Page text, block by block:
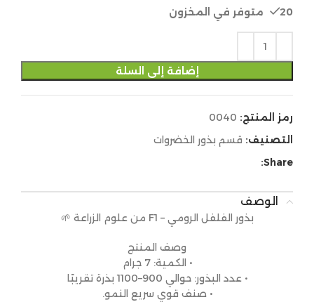
20 متوفر في المخزون
إضافة إلى السلة
رمز المنتج: 0040
التصنيف: قسم بذور الخضروات
Share:
الوصف
بذور الفلفل الرومي – F1 من علوم الزراعة 🌱
وصف المنتج
• الكمية: 7 جرام
• عدد البذور: حوالي 900–1100 بذرة تقريبًا
• صنف قوي سريع النمو.